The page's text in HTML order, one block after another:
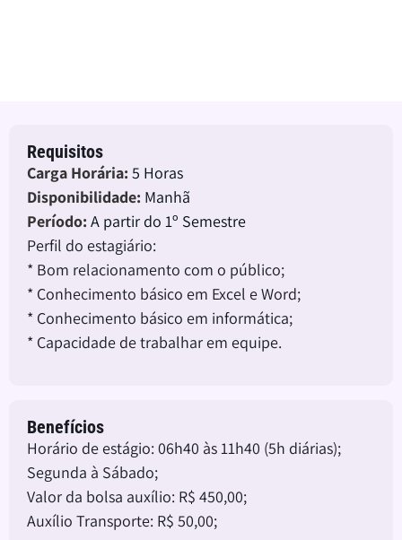
Requisitos
Carga Horária: 5 Horas
Disponibilidade: Manhã
Período: A partir do 1º Semestre
Perfil do estagiário:
* Bom relacionamento com o público;
* Conhecimento básico em Excel e Word;
* Conhecimento básico em informática;
* Capacidade de trabalhar em equipe.
Benefícios
Horário de estágio: 06h40 às 11h40 (5h diárias);
Segunda à Sábado;
Valor da bolsa auxílio: R$ 450,00;
Auxílio Transporte: R$ 50,00;